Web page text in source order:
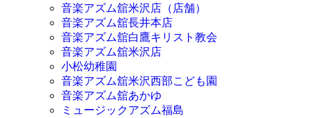
音楽アズム舘米沢店（店舗）
音楽アズム舘長井本店
音楽アズム舘白鷹キリスト教会
音楽アズム舘米沢店
小松幼稚園
音楽アズム舘米沢西部こども園
音楽アズム舘あかゆ
ミュージックアズム福島